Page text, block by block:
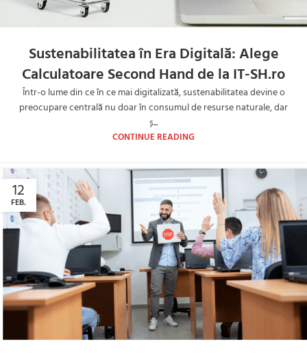
Sustenabilitatea în Era Digitală: Alege
Calculatoare Second Hand de la IT-SH.ro
Într-o lume din ce în ce mai digitalizată, sustenabilitatea devine o
preocupare centrală nu doar în consumul de resurse naturale, dar
ș...
CONTINUE READING
12
FEB.